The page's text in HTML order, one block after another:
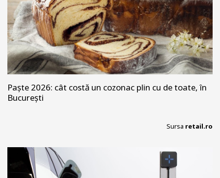
Paște 2026: cât costă un cozonac plin cu de toate, în
București
Sursa retail.ro